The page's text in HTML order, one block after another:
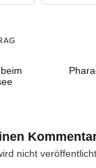
nicht veröffentlicht.